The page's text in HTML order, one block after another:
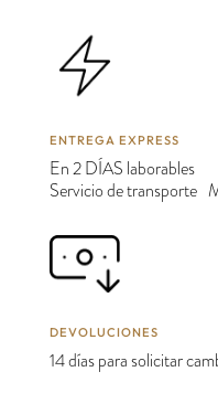
ENTREGA EXPRESS
En 2 DÍAS laborables
Servicio de transporte
DEVOLUCIONES
14 días para solicitar